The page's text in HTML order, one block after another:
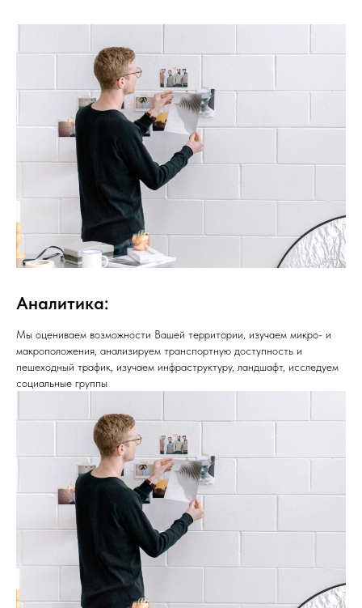
Аналитика:
Мы оцениваем возможности Вашей территории, изучаем микро- и
макроположения, анализируем транспортную доступность и
пешеходный трафик, изучаем инфраструктуру, ландшафт, исследуем
социальные группы